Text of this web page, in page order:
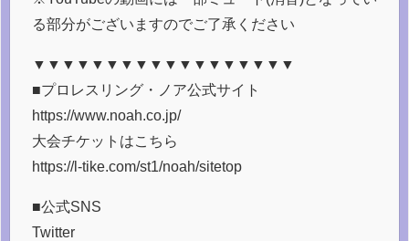
る部分がございますのでご了承ください
▼▼▼▼▼▼▼▼▼▼▼▼▼▼▼▼▼▼
■プロレスリング・ノア公式サイト
https://www.noah.co.jp/
大会チケットはこちら
https://l-tike.com/st1/noah/sitetop
■公式SNS
Twitter